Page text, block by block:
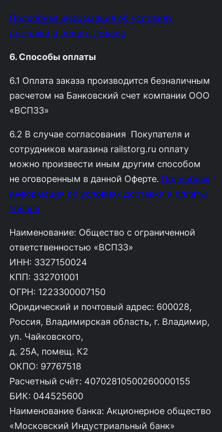
Подробная информация об условиях
доставки и оплаты товара
6. Способы оплаты
6.1 Оплата заказа производится безналичным
расчетом на Банковский счет компании ООО
«ВСП33»
6.2 В случае согласования Покупателя и
сотрудников магазина railstorg.ru оплату
можно произвести иным другим способом
не оговоренным в данной Оферте. Подробная
информация об условиях доставки и оплаты
товара
Наименование: Общество с ограниченной
ответственностью «ВСП33»
ИНН: 3327150024
КПП: 332701001
ОГРН: 1223300007150
Юридический и почтовый адрес: 600028,
Россия, Владимирская область, г. Владимир,
ул. Чайковского,
д. 25А, помещ. К2
ОКПО: 97767518
Расчетный счёт: 40702810500260000155
БИК: 044525600
Наименование банка: Акционерное общество
«Московский Индустриальный банк»